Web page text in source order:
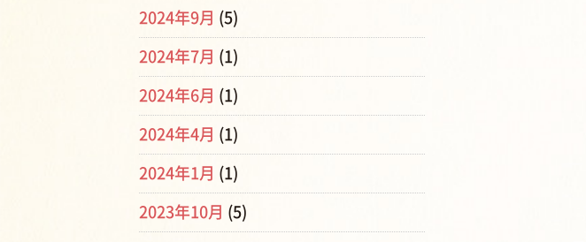
2024年9月 (5)
2024年7月 (1)
2024年6月 (1)
2024年4月 (1)
2024年1月 (1)
2023年10月 (5)